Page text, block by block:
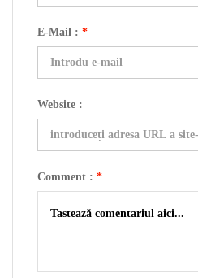
E-Mail : *
Website :
Comment : *